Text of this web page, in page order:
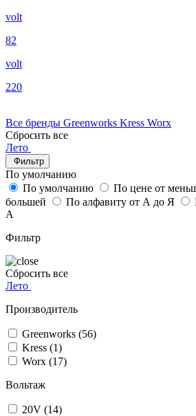
volt
82
volt
220
Все бренды Greenworks Kress Worx
Сбросить все
Лето
Фильтр
По умолчанию
По умолчанию
По цене от
большей
По алфавиту от А до Я
А
Фильтр
Сбросить все
Лето
Производитель
Greenworks (56)
Kress (1)
Worx (17)
Вольтаж
20V (14)